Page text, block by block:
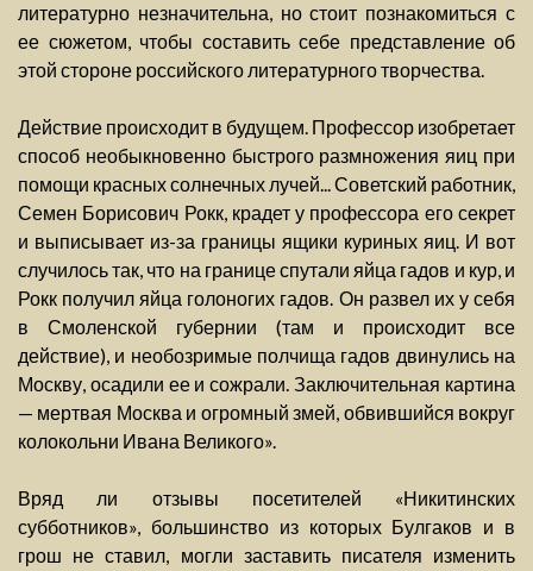
литературно незначительна, но стоит познакомиться с
ее сюжетом, чтобы составить себе представление об
этой стороне российского литературного творчества.
Действие происходит в будущем. Профессор изобретает
способ необыкновенно быстрого размножения яиц при
помощи красных солнечных лучей... Советский работник,
Семен Борисович Рокк, крадет у профессора его секрет
и выписывает из-за границы ящики куриных яиц. И вот
случилось так, что на границе спутали яйца гадов и кур, и
Рокк получил яйца голоногих гадов. Он развел их у себя
в Смоленской губернии (там и происходит все
действие), и необозримые полчища гадов двинулись на
Москву, осадили ее и сожрали. Заключительная картина
— мертвая Москва и огромный змей, обвившийся вокруг
колокольни Ивана Великого».
Вряд ли отзывы посетителей «Никитинских
субботников», большинство из которых Булгаков и в
грош не ставил, могли заставить писателя изменить